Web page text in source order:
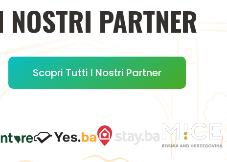
NOSTRI PARTNER
Scopri Tutti I Nostri Partner